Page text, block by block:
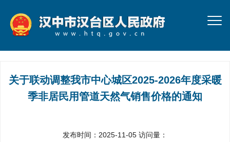
关于联动调整我市中心城区2025-2026年度采暖
季非居民用管道天然气销售价格的通知
发布时间：2025-11-05 访问量：